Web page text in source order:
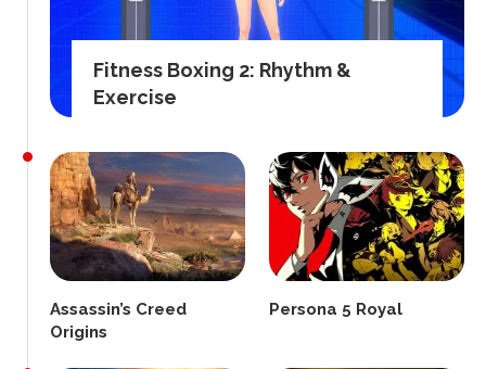
Fitness Boxing 2: Rhythm &
Exercise
Assassin’s Creed
Origins
Persona 5 Royal